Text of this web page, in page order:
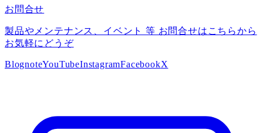
お問合せ
製品やメンテナンス、イベント 等 お問合せはこちらから
お気軽にどうぞ
BlognoteYouTubeInstagramFacebookX